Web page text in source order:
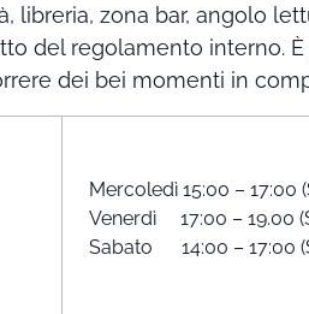
libreria, zona bar, angolo
del regolamento interno.
dei bei momenti in
Mercoledì 15:00 – 17:00
Venerdì 17:00 – 19.00
Sabato 14:00 – 17:00